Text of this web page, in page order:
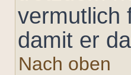
vermutlich
damit er
Nach oben